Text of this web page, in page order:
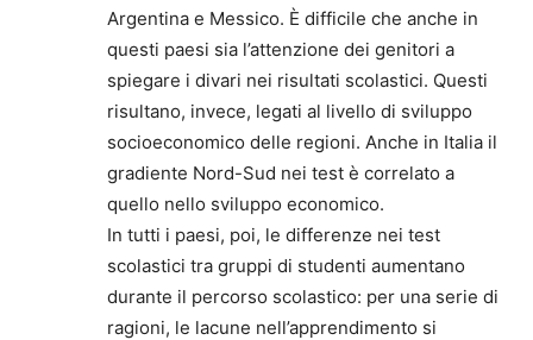
Argentina e Messico. È difficile che anche in
questi paesi sia l’attenzione dei genitori a
spiegare i divari nei risultati scolastici. Questi
risultano, invece, legati al livello di sviluppo
socioeconomico delle regioni. Anche in Italia il
gradiente Nord-Sud nei test è correlato a
quello nello sviluppo economico.
In tutti i paesi, poi, le differenze nei test
scolastici tra gruppi di studenti aumentano
durante il percorso scolastico: per una serie di
ragioni, le lacune nell’apprendimento si